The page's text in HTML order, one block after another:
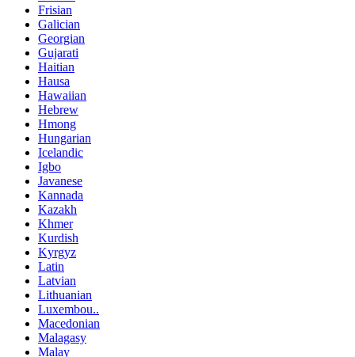
Frisian
Galician
Georgian
Gujarati
Haitian
Hausa
Hawaiian
Hebrew
Hmong
Hungarian
Icelandic
Igbo
Javanese
Kannada
Kazakh
Khmer
Kurdish
Kyrgyz
Latin
Latvian
Lithuanian
Luxembou..
Macedonian
Malagasy
Malay